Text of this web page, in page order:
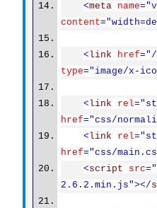
<meta name
content
<link href
type="image/x-
<link rel
href="css/
<link rel
href="css/
<script src
2.6.2.min.js"></